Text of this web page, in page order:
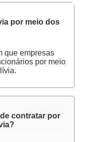
por meio dos
que empresas
por meio
contratar por